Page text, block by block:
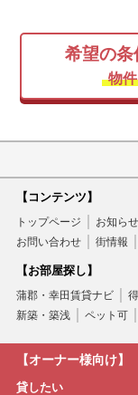
希望の条
物
【コンテンツ】
トップページ お知らせ
お問い合わせ
街情報
【お部屋探し】
蒲郡・幸田賃貸ナビ
新築・築浅
ペット可
【オーナー様向け】
貸したい